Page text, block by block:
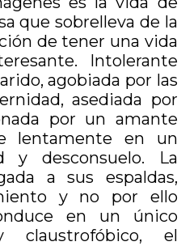
que sobrelleva de la
de tener una vida
Intolerante
agobiada por las
asediada por
por un amante
lentamente en un
y desconsuelo. La
a sus espaldas,
y no por ello
en un único
claustrofóbico, el